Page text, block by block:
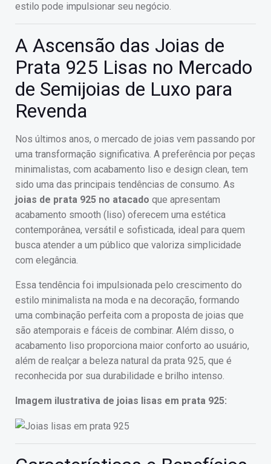
estilo pode impulsionar seu negócio.
A Ascensão das Joias de
Prata 925 Lisas no Mercado
de Semijoias de Luxo para
Revenda
Nos últimos anos, o mercado de joias vem passando por
uma transformação significativa. A preferência por peças
minimalistas, com acabamento liso e design clean, tem
sido uma das principais tendências de consumo. As
joias de prata 925 no atacado que apresentam
acabamento smooth (liso) oferecem uma estética
contemporânea, versátil e sofisticada, ideal para quem
busca atender a um público que valoriza simplicidade
com elegância.
Essa tendência foi impulsionada pelo crescimento do
estilo minimalista na moda e na decoração, formando
uma combinação perfeita com a proposta de joias que
são atemporais e fáceis de combinar. Além disso, o
acabamento liso proporciona maior conforto ao usuário,
além de realçar a beleza natural da prata 925, que é
reconhecida por sua durabilidade e brilho intenso.
Imagem ilustrativa de joias lisas em prata 925: